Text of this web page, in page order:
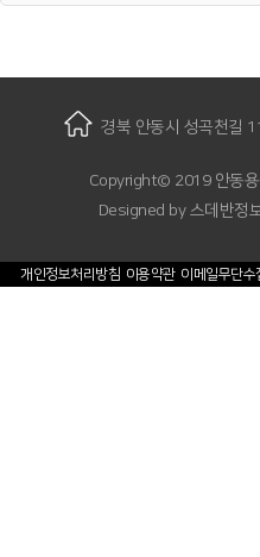
경북 안동시 성곡천길
Copyright© 2019 안동용
Designed by스데반정
개인정보처리방침 이용약관 이메일무단수